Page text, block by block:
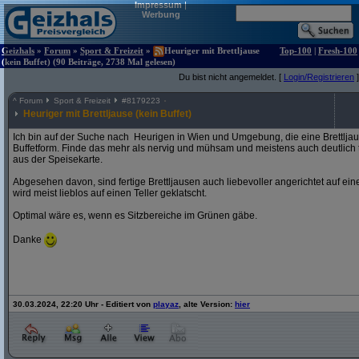
Impressum|
Werbung
Geizhals » Forum » Sport & Freizeit »
Heuriger mit Brettljause
(kein Buffet) (90 Beiträge, 2738 Mal gelesen)
Top-100 | Fresh-100
Du bist nicht angemeldet. [ Login/Registrieren ]
^ Forum Sport & Freizeit #8179223
Heuriger mit Brettljause (kein Buffet)
Ich bin auf der Suche nach Heurigen in Wien und Umgebung, die eine
Buffetform. Finde das mehr als nervig und mühsam und meistens auch
aus der Speisekarte.
Abgesehen davon, sind fertige Brettljausen auch liebevoller angerichtet auf
wird meist lieblos auf einen Teller geklatscht.
Optimal wäre es, wenn es Sitzbereiche im Grünen gäbe.
Danke
30.03.2024, 22:20 Uhr - Editiert von playaz , alte Version: hier